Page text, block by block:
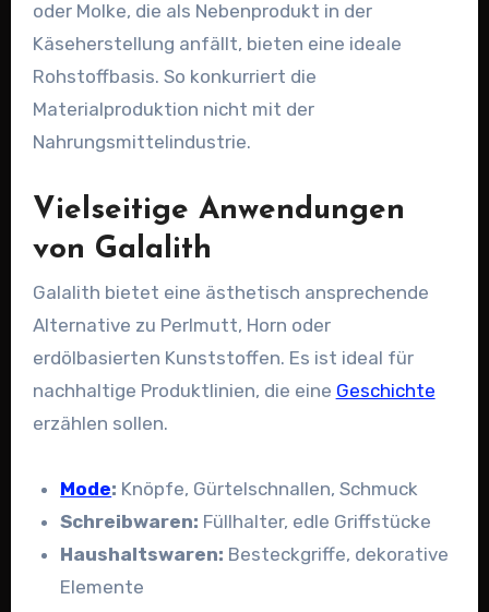
oder Molke, die als Nebenprodukt in der
Käseherstellung anfällt, bieten eine ideale
Rohstoffbasis. So konkurriert die
Materialproduktion nicht mit der
Nahrungsmittelindustrie.
Vielseitige Anwendungen
von Galalith
Galalith bietet eine ästhetisch ansprechende
Alternative zu Perlmutt, Horn oder
erdölbasierten Kunststoffen. Es ist ideal für
nachhaltige Produktlinien, die eine Geschichte
erzählen sollen.
Mode: Knöpfe, Gürtelschnallen, Schmuck
Schreibwaren: Füllhalter, edle Griffstücke
Haushaltswaren: Besteckgriffe, dekorative
Elemente